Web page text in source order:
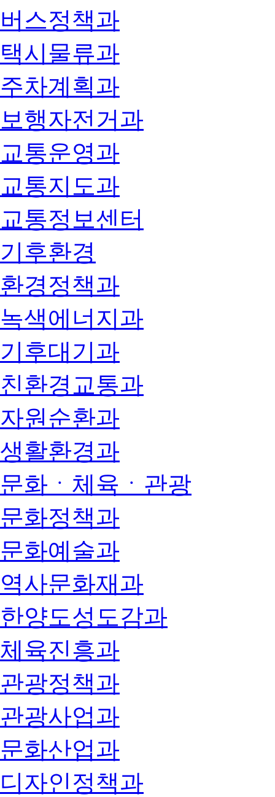
버스정책과
택시물류과
주차계획과
보행자전거과
교통운영과
교통지도과
교통정보센터
기후환경
환경정책과
녹색에너지과
기후대기과
친환경교통과
자원순환과
생활환경과
문화ㆍ체육ㆍ관광
문화정책과
문화예술과
역사문화재과
한양도성도감과
체육진흥과
관광정책과
관광사업과
문화산업과
디자인정책과